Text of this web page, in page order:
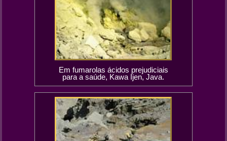
Em fumarolas ácidos prejudiciais
para a saúde, Kawa Ijen, Java.